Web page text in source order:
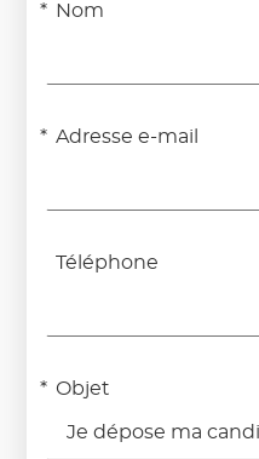
Nom
Adresse e-mail
Téléphone
Objet
Je dépose ma